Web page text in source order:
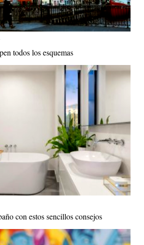
todos los esquemas
con estos sencillos consejos